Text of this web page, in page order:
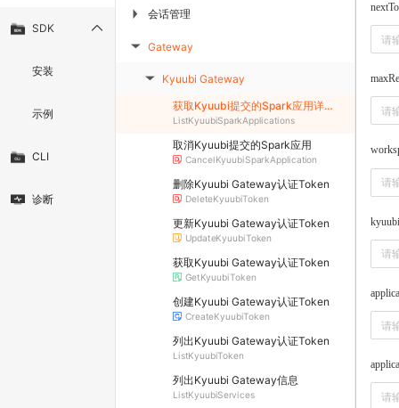
SDK
安装
示例
CLI
诊断
▶ 会话管理
▶ Gateway
▶ Kyuubi Gateway
获取Kyuubi提交的Spark应用详情列表
ListKyuubiSparkApplications
取消Kyuubi提交的Spark应用
CancelKyuubiSparkApplication
删除Kyuubi Gateway认证Token
DeleteKyuubiToken
更新Kyuubi Gateway认证Token
UpdateKyuubiToken
获取Kyuubi Gateway认证Token
GetKyuubiToken
创建Kyuubi Gateway认证Token
CreateKyuubiToken
列出Kyuubi Gateway认证Token
ListKyuubiToken
列出Kyuubi Gateway信息
ListKyuubiServices